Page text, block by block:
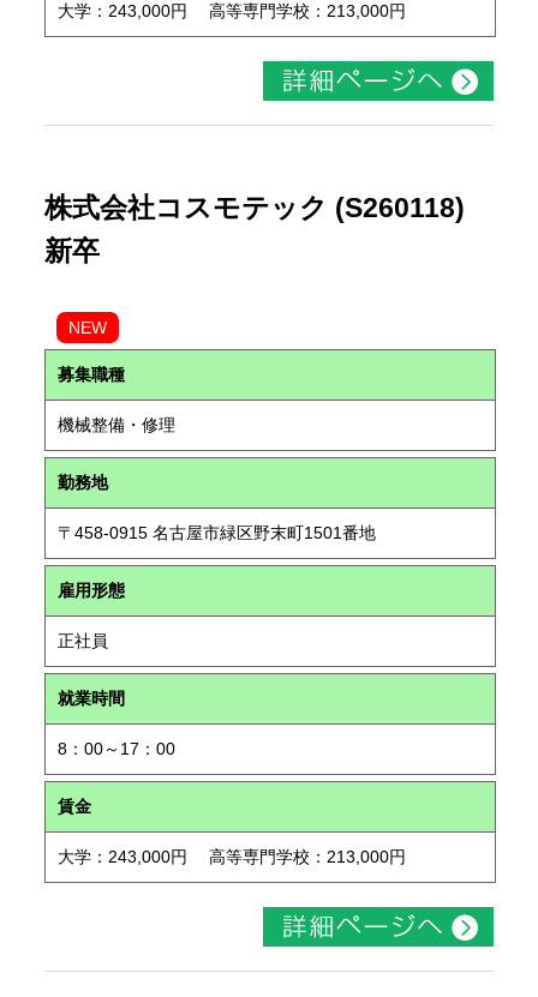
大学：243,000円 高等専門学校：213,000円
株式会社コスモテック (S260118)
新卒
NEW
募集職種
機械整備・修理
勤務地
〒458-0915 名古屋市緑区野末町1501番地
雇用形態
正社員
就業時間
8：00～17：00
賃金
大学：243,000円 高等専門学校：213,000円